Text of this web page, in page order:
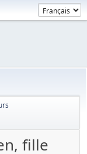
fille